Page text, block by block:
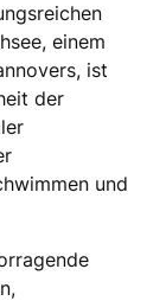
einem
ist
der
und